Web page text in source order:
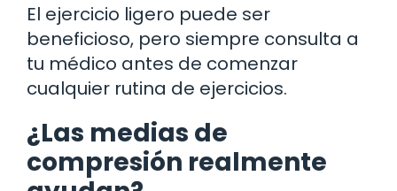
El ejercicio ligero puede ser
beneficioso, pero siempre consulta a
tu médico antes de comenzar
cualquier rutina de ejercicios.
¿Las medias de
compresión realmente